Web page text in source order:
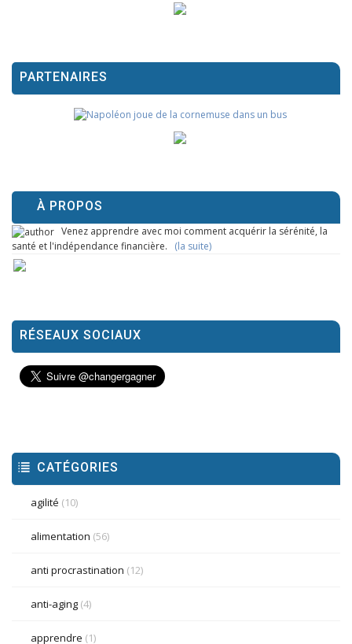
PARTENAIRES
À PROPOS
Venez apprendre avec moi comment acquérir la sérénité, la
santé et l'indépendance financière. (la suite)
RÉSEAUX SOCIAUX
CATÉGORIES
agilité (10)
alimentation (56)
anti procrastination (12)
anti-aging (4)
apprendre (1)